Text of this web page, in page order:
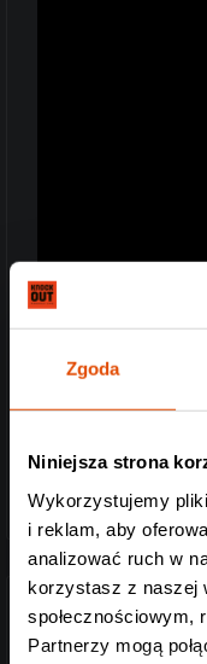
Zgoda
Niniejsza strona
Wykorzystujemy
i reklam, aby
analizować ruch w
korzystasz z naszej
społecznościowym,
Partnerzy mogą
WHEEL